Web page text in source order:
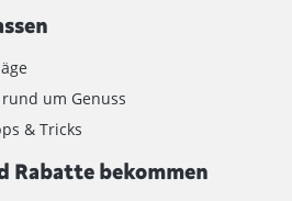
um Genuss
& Tricks
Rabatte bekommen